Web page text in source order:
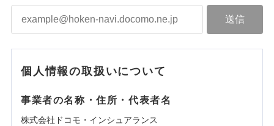
個人情報の取扱いについて
事業者の名称・住所・代表者名
株式会社ドコモ・インシュアランス